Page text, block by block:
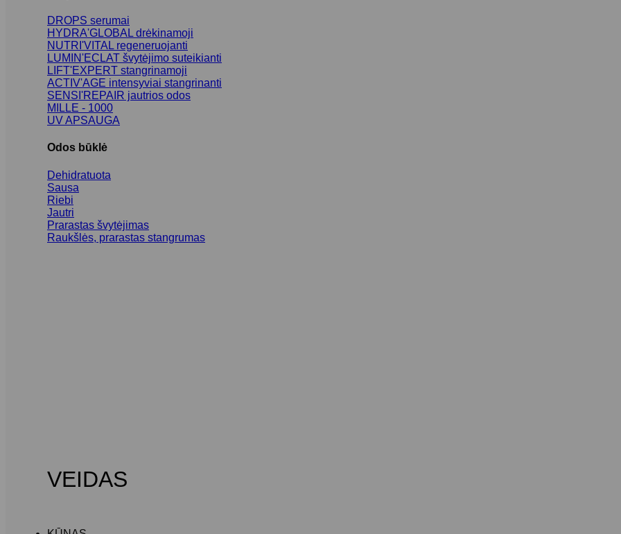
DROPS serumai
HYDRA'GLOBAL drėkinamoji
NUTRI'VITAL regeneruojanti
LUMIN'ECLAT švytėjimo suteikianti
LIFT'EXPERT stangrinamoji
ACTIV'AGE intensyviai stangrinanti
SENSI'REPAIR jautrios odos
MILLE - 1000
UV APSAUGA
Odos būklė
Dehidratuota
Sausa
Riebi
Jautri
Prarastas švytėjimas
Raukšlės, prarastas stangrumas
VEIDAS